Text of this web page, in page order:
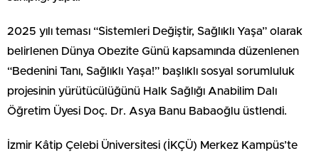
2025 yılı teması “Sistemleri Değiştir, Sağlıklı Yaşa” olarak
belirlenen Dünya Obezite Günü kapsamında düzenlenen
“Bedenini Tanı, Sağlıklı Yaşa!” başlıklı sosyal sorumluluk
projesinin yürütücülüğünü Halk Sağlığı Anabilim Dalı
Öğretim Üyesi Doç. Dr. Asya Banu Babaoğlu üstlendi.
İzmir Kâtip Çelebi Üniversitesi (İKÇÜ) Merkez Kampüs’te